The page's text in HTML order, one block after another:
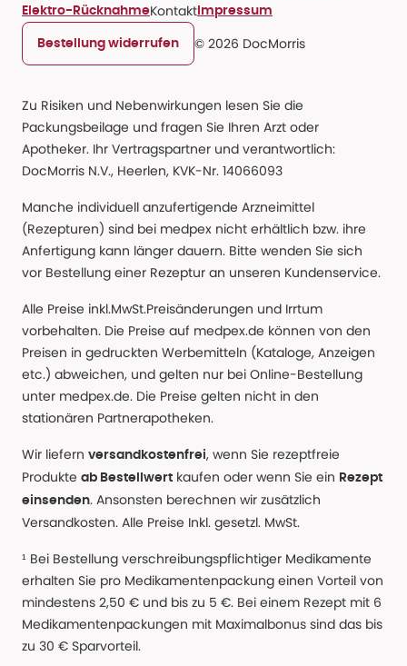
Elektro-RücknahmeKontakt Impressum
Bestellung widerrufen © 2026 DocMorris
Zu Risiken und Nebenwirkungen lesen Sie die
Packungsbeilage und fragen Sie Ihren Arzt oder
Apotheker. Ihr Vertragspartner und verantwortlich:
DocMorris N.V., Heerlen, KVK-Nr. 14066093
Manche individuell anzufertigende Arzneimittel
(Rezepturen) sind bei medpex nicht erhältlich bzw. ihre
Anfertigung kann länger dauern. Bitte wenden Sie sich
vor Bestellung einer Rezeptur an unseren Kundenservice.
Alle Preise inkl.MwSt.Preisänderungen und Irrtum
vorbehalten. Die Preise auf medpex.de können von den
Preisen in gedruckten Werbemitteln (Kataloge, Anzeigen
etc.) abweichen, und gelten nur bei Online-Bestellung
unter medpex.de. Die Preise gelten nicht in den
stationären Partnerapotheken.
Wir liefern versandkostenfrei, wenn Sie rezeptfreie
Produkte ab Bestellwert kaufen oder wenn Sie ein Rezept
einsenden. Ansonsten berechnen wir zusätzlich
Versandkosten. Alle Preise Inkl. gesetzl. MwSt.
¹ Bei Bestellung verschreibungspflichtiger Medikamente
erhalten Sie pro Medikamentenpackung einen Vorteil von
mindestens 2,50 € und bis zu 5 €. Bei einem Rezept mit 6
Medikamentenpackungen mit Maximalbonus sind das bis
zu 30 € Sparvorteil.